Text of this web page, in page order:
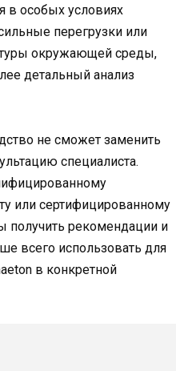
в особых условиях
перегрузки или
окружающей среды,
детальный анализ
не сможет заменить
специалиста.
или сертифицированному
получить рекомендации и
всего использовать для
в конкретной